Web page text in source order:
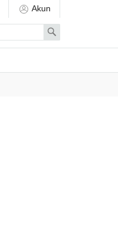
Akun
Search